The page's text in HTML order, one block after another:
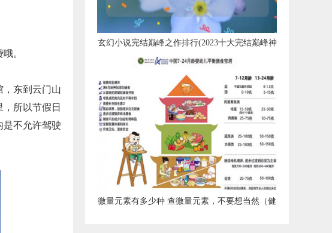
。
，东到云门山
所以节假日
是不允许驾驶
​玄幻小说完结巅峰之作排行(2023十大完结巅峰神
作)
​微量元素有多少种 查微量元素，不要想当然（健